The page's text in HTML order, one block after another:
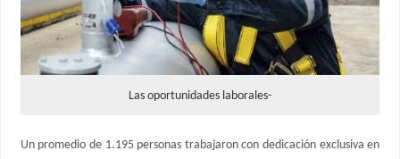
Las oportunidades laborales-
Un promedio de 1.195 personas trabajaron con dedicación exclusiva en